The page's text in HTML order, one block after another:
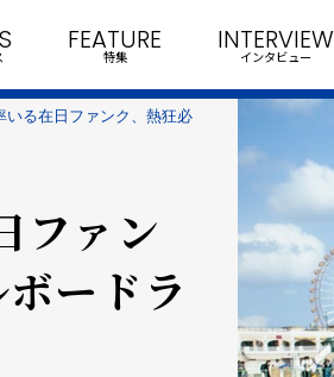
FEATURE
特集
INTERVIEW
インタビュー
いる在日ファンク、熱狂必
ファン
ードラ